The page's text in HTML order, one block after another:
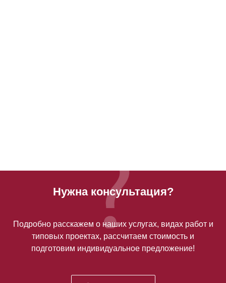
Нужна консультация?
Подробно расскажем о наших услугах, видах работ и
типовых проектах, рассчитаем стоимость и
подготовим индивидуальное предложение!